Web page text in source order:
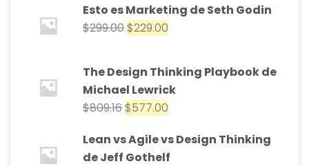
Esto es Marketing de Seth Godin
$299.00$229.00
The Design Thinking Playbook de
Michael Lewrick
$809.16$577.00
Lean vs Agile vs Design Thinking
de Jeff Gothelf